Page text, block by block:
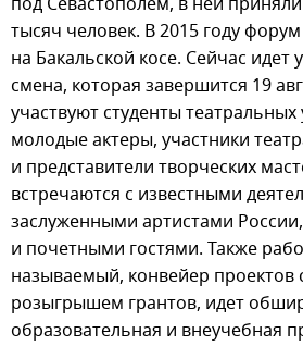
тысяч человек. В 2015 году
на Бакальской косе. Сейчас идет
смена, которая завершится 19
участвуют студенты
молодые актеры, участники
и представители творческих
встречаются с известными
заслуженными артистами
и почетными гостями. Также
называемый, конвейер
розыгрышем грантов, идет
образовательная и внеучебная